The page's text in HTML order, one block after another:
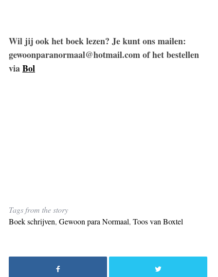
Wil jij ook het boek lezen? Je kunt ons mailen:
gewoonparanormaal@hotmail.comof het bestellen
viaBol
Tags from the story
Boek schrijven, Gewoon para Normaal, Toos van Boxtel